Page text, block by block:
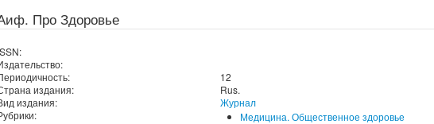
Про Здоровье
издания:
издания:
12
Rus.
Журнал
Медицина. Общественное здоровье